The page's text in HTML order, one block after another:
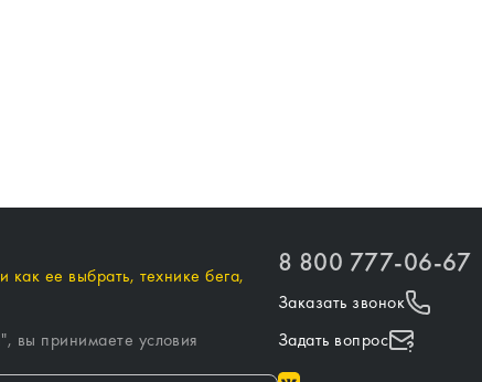
как ее выбрать, технике бега,
", вы принимаете условия
8 800 777-06-67
Заказать звонок
Задать вопрос